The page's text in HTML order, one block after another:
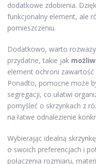
dodatkowe zdobienia.
funkcjonalny element, ale
pomieszczeniu.
Dodatkowo, warto
przydatne, takie jak
element ochroni
Ponadto, pomocne może
segregacji, co ułatwi
pomyśleć o skrzynkach z
na łatwe odnalezienie
Wybierając idealną
o swoich preferencjach i
połączenia rozmiaru,